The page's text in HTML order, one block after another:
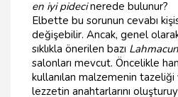
en iyi pidecinerede bulunur?
Elbette bu sorunun cevabı
değişebilir. Ancak, genel
sıklıkla önerilen bazı
salonları mevcut. Öncelikle
kullanılan malzemenin tazeliği
lezzetin anahtarlarını